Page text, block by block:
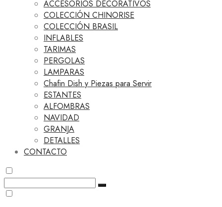
ACCESORIOS DECORATIVOS
COLECCIÓN CHINORISE
COLECCIÓN BRASIL
INFLABLES
TARIMAS
PERGOLAS
LAMPARAS
Chafin Dish y Piezas para Servir
ESTANTES
ALFOMBRAS
NAVIDAD
GRANJA
DETALLES
CONTACTO